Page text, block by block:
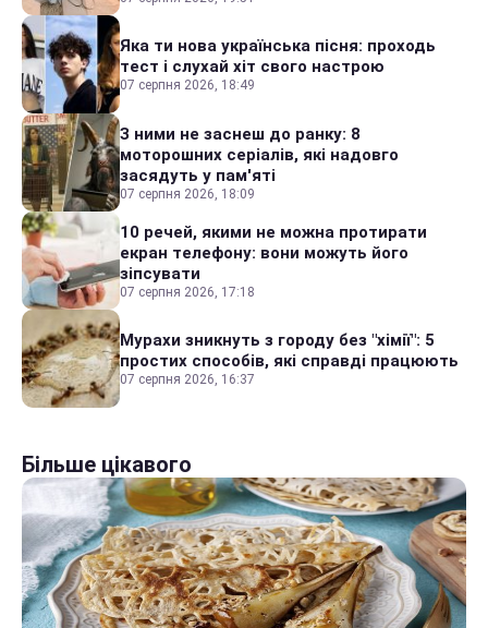
Яка ти нова українська пісня: проходь
тест і слухай хіт свого настрою
07 серпня 2026, 18:49
З ними не заснеш до ранку: 8
моторошних серіалів, які надовго
засядуть у пам'яті
07 серпня 2026, 18:09
10 речей, якими не можна протирати
екран телефону: вони можуть його
зіпсувати
07 серпня 2026, 17:18
Мурахи зникнуть з городу без "хімії": 5
простих способів, які справді працюють
07 серпня 2026, 16:37
Більше цікавого